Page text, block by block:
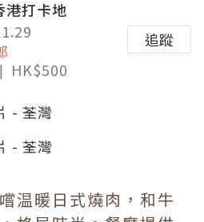
打卡地
HK$500
追蹤
温暖日式燒肉，和牛